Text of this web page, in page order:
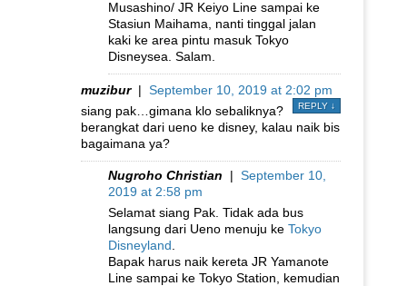
Musashino/ JR Keiyo Line sampai ke
Stasiun Maihama, nanti tinggal jalan
kaki ke area pintu masuk Tokyo
Disneysea. Salam.
muzibur| September 10, 2019 at 2:02 pm
REPLY ↓
siang pak…gimana klo sebaliknya?
berangkat dari ueno ke disney, kalau naik bis
bagaimana ya?
Nugroho Christian | September 10,
2019 at 2:58 pm
Selamat siang Pak. Tidak ada bus
langsung dari Ueno menuju ke Tokyo
Disneyland
Bapak harus naik kereta JR Yamanote
Line sampai ke Tokyo Station, kemudian